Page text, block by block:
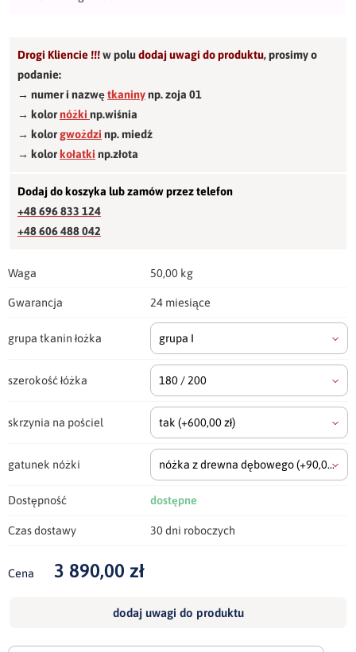
Drogi Kliencie !!!w poludodaj uwagi do produktu,prosimy o
podanie:
→ numer i nazwętkaninynp. zoja 01
→ kolornóżki np.wiśnia
→ kolorgwożdzi np. miedź
→ kolorkołatki np.złota
Dodaj do koszyka lub zamów przez telefon
+48 696 833 124
+48 606 488 042
Waga 50,00 kg
Gwarancja 24 miesiące
grupa tkanin łożka grupa I
szerokość łóżka 180 / 200
skrzynia na pościel tak (+600,00 zł)
gatunek nóżki nóżka z drewna dębowego(+90,00 zł)
Dostępność dostępne
Czas dostawy 30 dni roboczych
Cena 3 890,00 zł
dodaj uwagi do produktu